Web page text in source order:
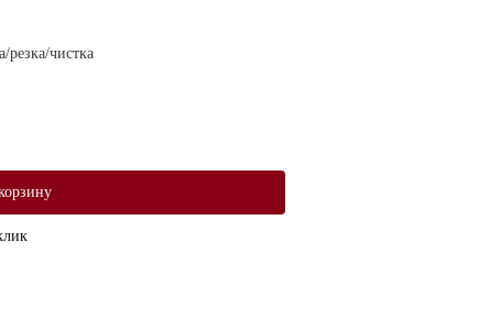
резка/чистка